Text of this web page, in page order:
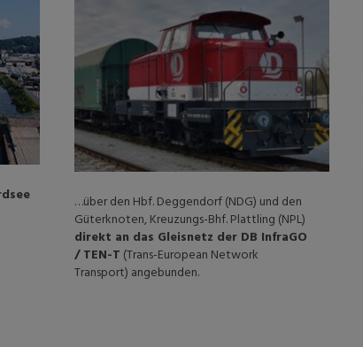
…über den Hbf. Deggendorf (NDG) und den
Güterknoten, Kreuzungs-Bhf. Plattling (NPL)
direkt an das Gleisnetz der DB InfraGO
/TEN-T (Trans-European Network
Transport) angebunden.